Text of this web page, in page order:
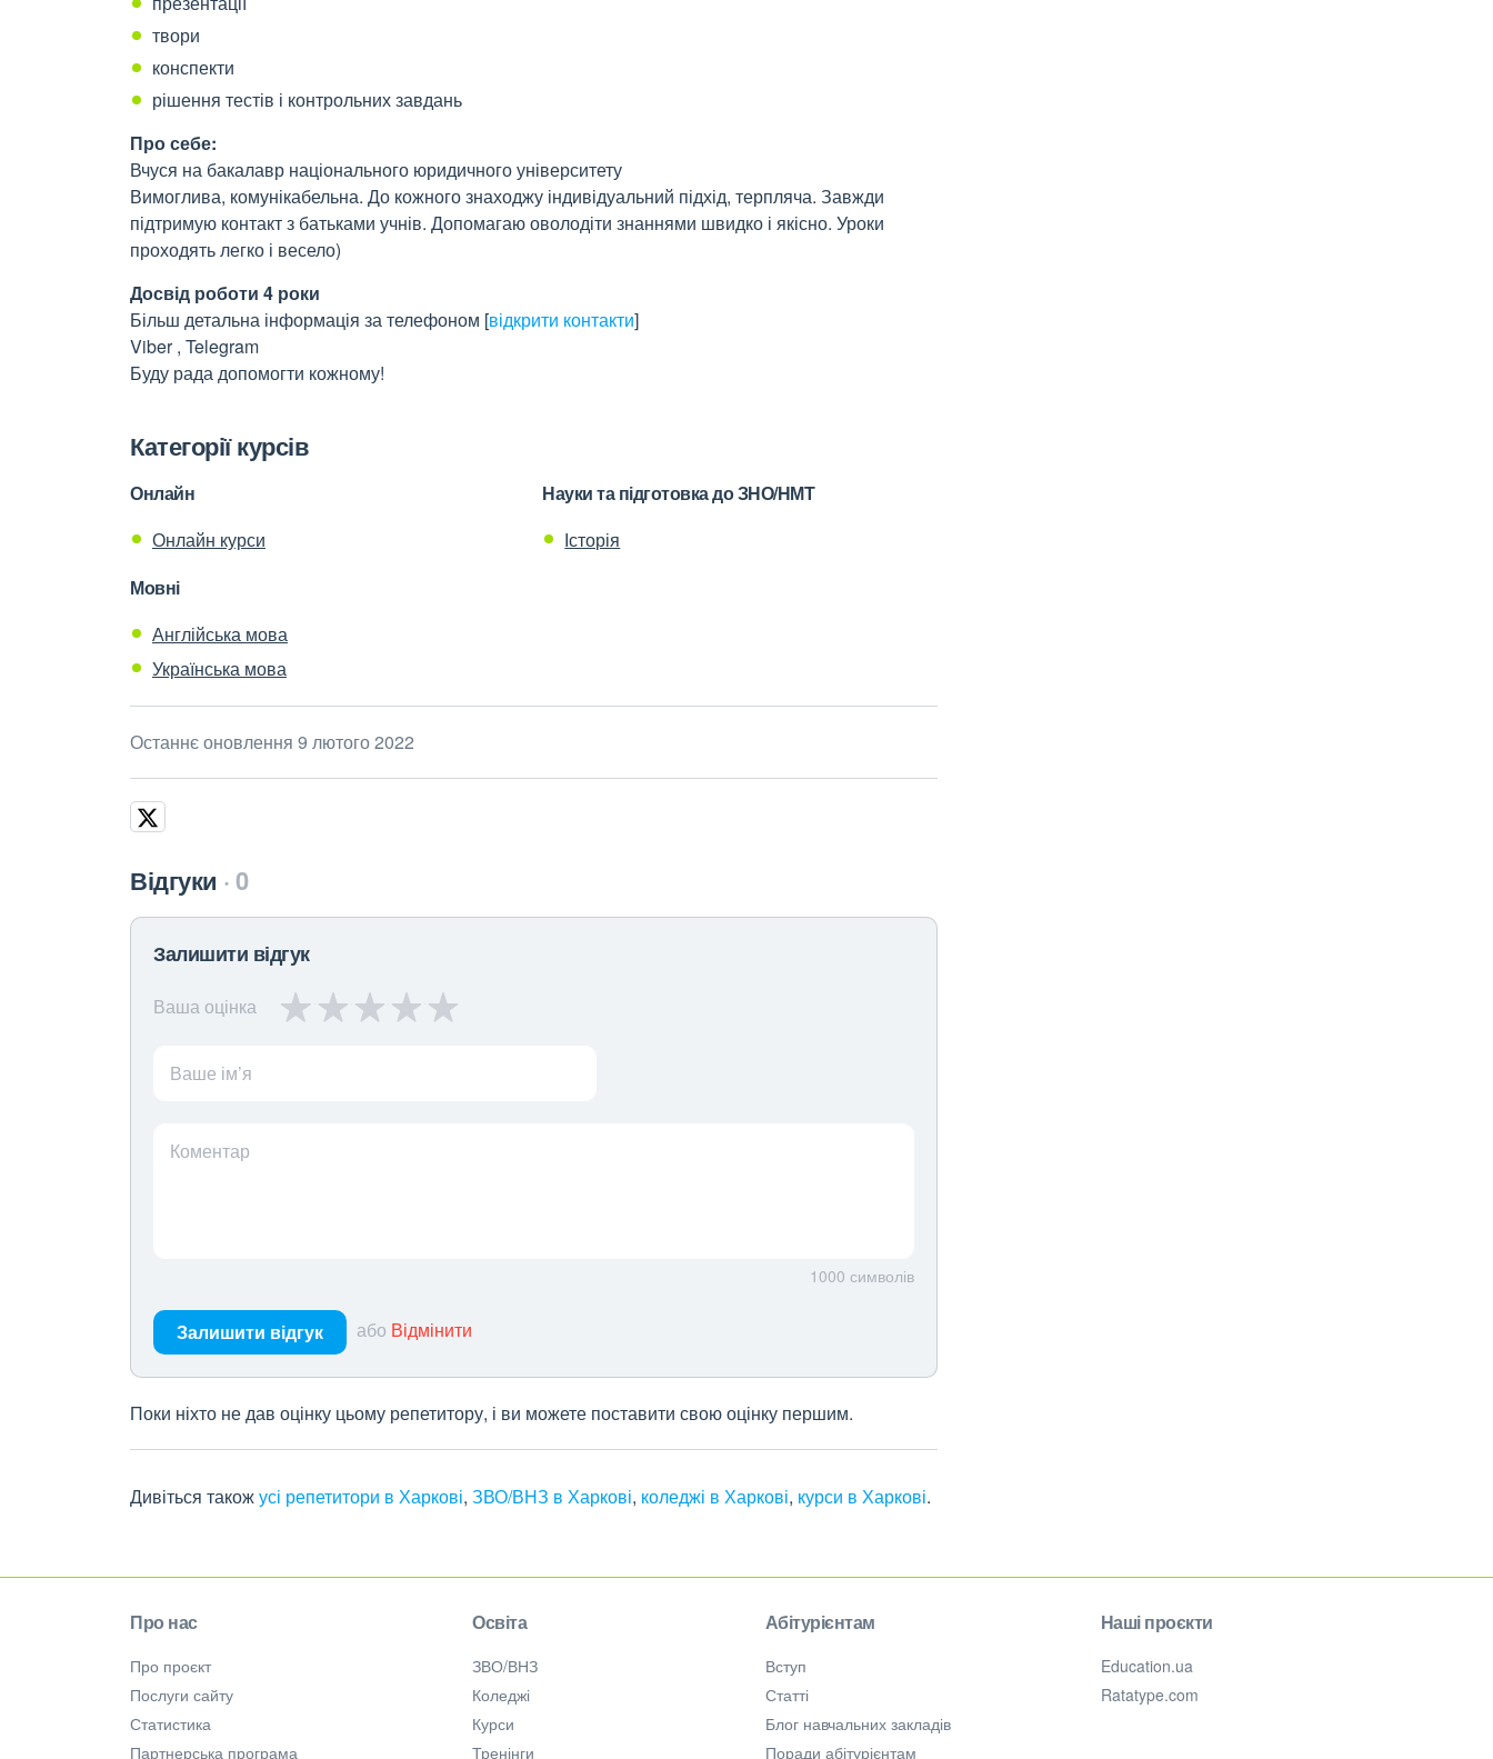
твори
конспекти
рішення тестів і контрольних завдань
Про себе:
Вчуся на бакалавр національного юридичного університету
Вимоглива, комунікабельна. До кожного знаходжу індивідуальний підхід, терпляча. Завжди
підтримую контакт з батьками учнів. Допомагаю оволодіти знаннями швидко і якісно. Уроки
проходять легко і весело)
Досвід роботи 4 роки
Більш детальна інформація за телефоном [відкрити контакти]
Viber , Telegram
Буду рада допомогти кожному!
Категорії курсів
Онлайн
Онлайн курси
Мовні
Англійська мова
Українська мова
Науки та підготовка до ЗНО/НМТ
Історія
Останнє оновлення 9 лютого 2022
Відгуки 0
Залишити відгук
Ваша оцінка
Ваше ім’я
Коментар
1000 символів
Залишити відгук або Відмінити
Поки ніхто не дав оцінку цьому репетитору, і ви можете поставити свою оцінку першим.
Дивіться такожусі репетитори в Харкові, ЗВО/ВНЗ в Харкові, коледжі в Харкові, курси в Харкові.
Про нас
Про проєкт
Послуги сайту
Статистика
Партнерська програма
Освіта
ЗВО/ВНЗ
Коледжі
Курси
Тренінги
Абітурієнтам
Вступ
Статті
Блог навчальних закладів
Поради абітурієнтам
Наші проєкти
Education.ua
Ratatype.com